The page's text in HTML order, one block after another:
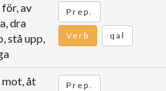
av
dra
stå upp,
Prep.
Verb qal
åt
Prep.